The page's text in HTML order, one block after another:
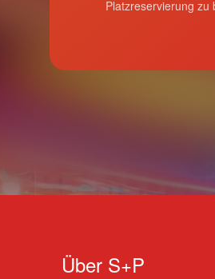
Platzreservierung zu
Über S+P